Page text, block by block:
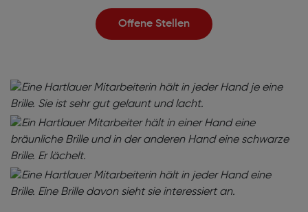
Offene Stellen